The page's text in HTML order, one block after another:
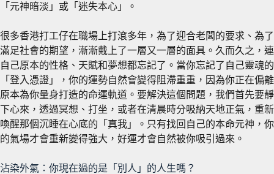
「元神暗淡」或「迷失本心」。
很多香港打工仔在職場上打滾多年，為了迎合老闆的要求、為了
滿足社會的期望，漸漸戴上了一層又一層的面具。久而久之，連
自己原本的性格、天賦和夢想都忘記了。當你忘記了自己靈魂的
「登入憑證」，你的運勢自然會變得阻滯重重，因為你正在偏離
原本為你量身打造的命運軌道。要解決這個問題，我們首先要靜
下心來，透過冥想、打坐，或者在清晨時分吸納天地正氣，重新
喚醒那個沉睡在心底的「真我」。只有找回自己的本命元神，你
的氣場才會重新變得強大，好運才會自然被你吸引過來。
沾染外氣：你現在過的是「別人」的人生嗎？